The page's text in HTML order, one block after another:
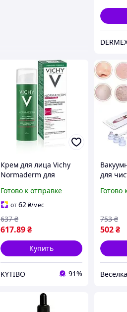
Крем для лица Vichy
Normaderm для
коррекции проблемной
кожи, 50 мл
Готово к отправке
от62 ₴/мес
617.89₴
637 ₴
Купить
KYTIBO 91%
для
точек
Готово
502₴
753 ₴
Веселка